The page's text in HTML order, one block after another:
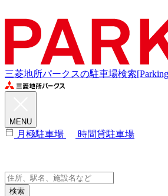
三菱地所パークスの駐車場検索
MENU
月極駐車場 時間貸駐車場
検索